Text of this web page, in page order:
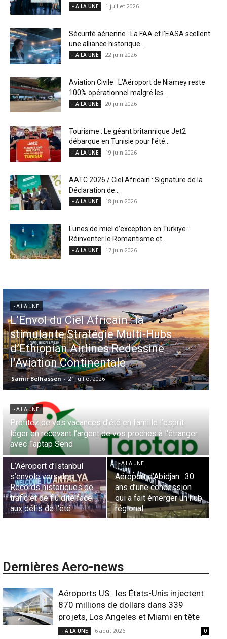
- A LA UNE 1 juillet 2026
Sécurité aérienne : La FAA et l’EASA scellent
une alliance historique...
- A LA UNE 22 juin 2026
Aviation Civile : L’Aéroport de Niamey reste
100% opérationnel malgré les...
- A LA UNE 20 juin 2026
Tourisme : Le géant britannique Jet2
débarque en Tunisie pour l’été...
- A LA UNE 19 juin 2026
AATC 2026 / Ciel Africain : Signature de la
Déclaration de...
- A LA UNE 18 juin 2026
Lunes de miel d’exception en Türkiye :
Réinventer le Romantisme et...
- A LA UNE 17 juin 2026
- A LA UNE
Aéroports US : les États-Unis
injectent 870 millions de dollars
dans 339 projets, Los Angeles et
Miami en tête
Samir Belhassen - 6 août 2026
- A LA UNE
Aérien & Stratégie : Comment Royal Air Maroc fait de
la diaspora européenne le moteur de son hub de
Casablanca
- A LA UNE
Sécurité des frontières
aériennes en Afrique :
L’appel urgent à
l’harmonisation globale
- A LA UNE
Nominations : Sadri
Essid à la tête de la
Représentation d’Air
France en Tunisie et
Lionel Rault aux
commandes de la région
ANSCO
Dernières Aero-news
Aéroports US : les États-Unis injectent
870 millions de dollars dans 339
projets, Los Angeles et Miami en tête
- A LA UNE 6 août 2026 0